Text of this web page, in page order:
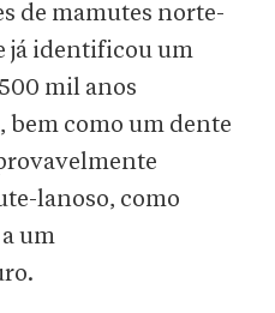
de mamutes norte-
já identificou um
mil anos
bem como um dente
lanoso, como
um